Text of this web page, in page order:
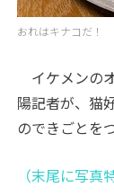
おれはキナコだ！
イケメンの
陽記者が、猫
のできごとを
（末尾に写真